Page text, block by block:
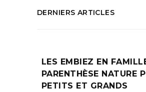
DERNIERS ARTICLES
LES EMBIEZ EN
PARENTHÈSE NATURE
PETITS ET GRANDS